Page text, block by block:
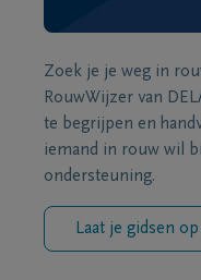
Zoek je je weg in
RouwWijzer van
te begrijpen en
iemand in rouw wil
ondersteuning.
Laat je gidsen